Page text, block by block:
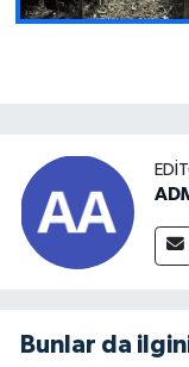
Bunlar da